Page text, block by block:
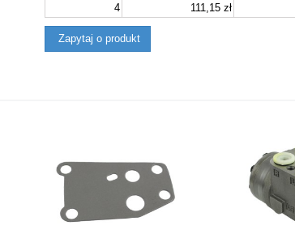
4
111,15 zł
Zapytaj o produkt